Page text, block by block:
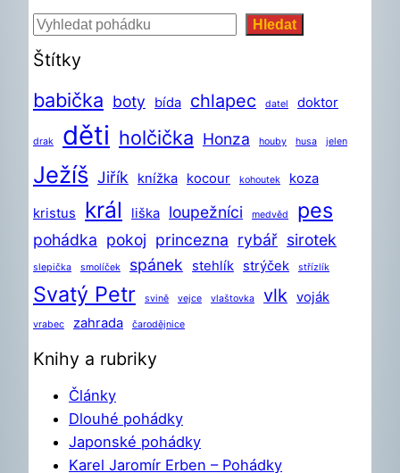
Hledat Hledat
Štítky
babička boty bída chlapec datel doktor
drak děti holčička Honza houby husa jelen
Ježíš Jiřík knížka kocour kohoutek koza
kristus král liška loupežníci medvěd pes
pohádka pokoj princezna rybář sirotek
slepička smolíček spánek stehlík strýček střízlík
Svatý Petr svině vejce vlaštovka vlk voják
vrabec zahrada čarodějnice
Knihy a rubriky
Články
Dlouhé pohádky
Japonské pohádky
Karel Jaromír Erben – Pohádky